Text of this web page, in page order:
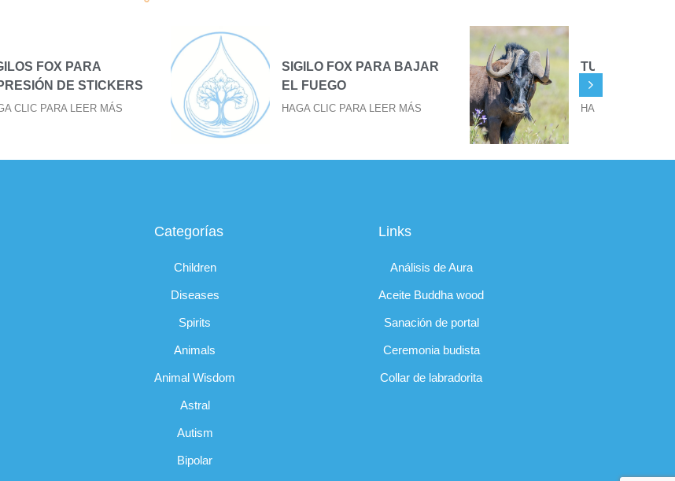
SIGILO FOX PARA BAJAR
EL FUEGO
HAGA CLIC PARA LEER MÁS
TU EVOLUCIÓN EN TU
TERCER OJO
HAGA CLIC PARA LEER MÁS
Categorías
Children
Diseases
Spirits
Animals
Animal Wisdom
Astral
Autism
Bipolar
Links
Análisis de Aura
Aceite Buddha wood
Sanación de portal
Ceremonia budista
Collar de labradorita